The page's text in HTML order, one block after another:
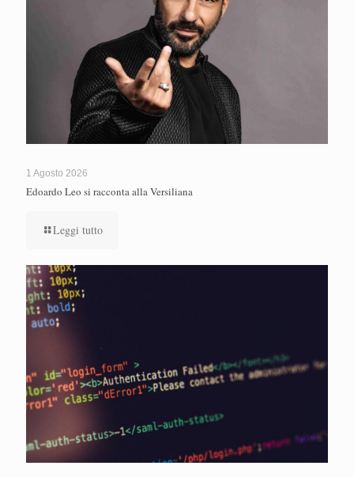
1 Agosto 2026
Edoardo Leo si racconta alla Versiliana
Leggi tutto